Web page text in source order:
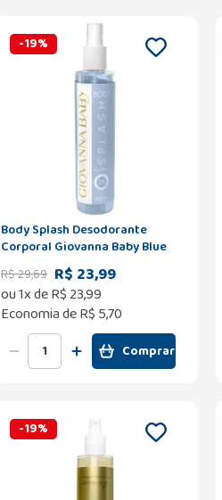
-19%
Body Splash Desodorante
Corporal Giovanna Baby Blue
260ml
R$29,69 R$ 23,99
ou1x deR$ 23,99
Economia deR$ 5,70
Comprar
-19%